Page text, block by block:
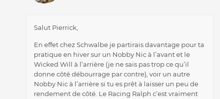
Salut Pierrick,
En effet chez Schwalbe je partirais davantage pour ta
pratique en hiver sur un Nobby Nic à l’avant et le
Wicked Will à l’arrière (je ne sais pas trop ce qu’il
donne côté débourrage par contre), voir un autre
Nobby Nic à l’arrière si tu es prêt à laisser un peu de
rendement de côté. Le Racing Ralph c’est vraiment